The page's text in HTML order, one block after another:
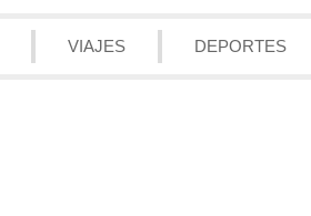
VIAJES DEPORTES